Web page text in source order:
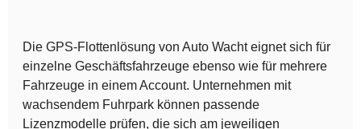
Die GPS-Flottenlösung von Auto Wacht eignet sich für
einzelne Geschäftsfahrzeuge ebenso wie für mehrere
Fahrzeuge in einem Account. Unternehmen mit
wachsendem Fuhrpark können passende
Lizenzmodelle prüfen, die sich am jeweiligen